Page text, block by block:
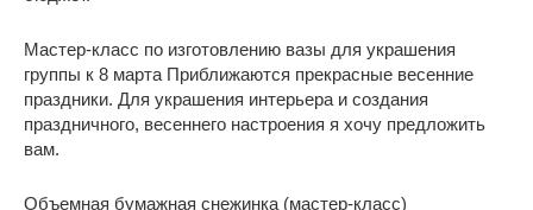
Мастер-класс по изготовлению вазы для украшения
группы к 8 марта Приближаются прекрасные весенние
праздники. Для украшения интерьера и создания
праздничного, весеннего настроения я хочу предложить
вам.
Объемная бумажная снежинка (мастер-класс)